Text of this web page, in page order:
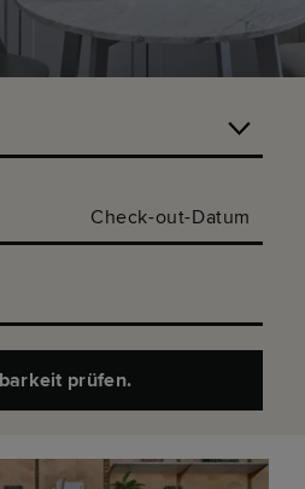
Check-out-Datum
prüfen.